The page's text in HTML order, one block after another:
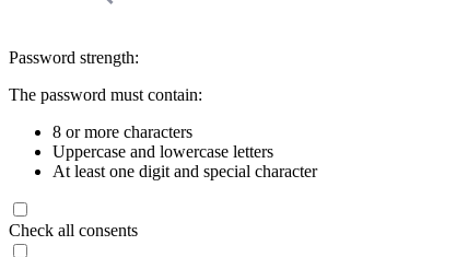
Password strength:
The password must contain:
8 or more characters
Uppercase and lowercase letters
At least one digit and special character
Check all consents